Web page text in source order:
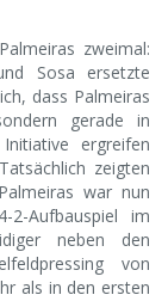
zweimal:
Sosa ersetzte
dass Palmeiras
gerade in
ergreifen
zeigten
war nun
Aufbauspiel im
neben den
von
als in den ersten